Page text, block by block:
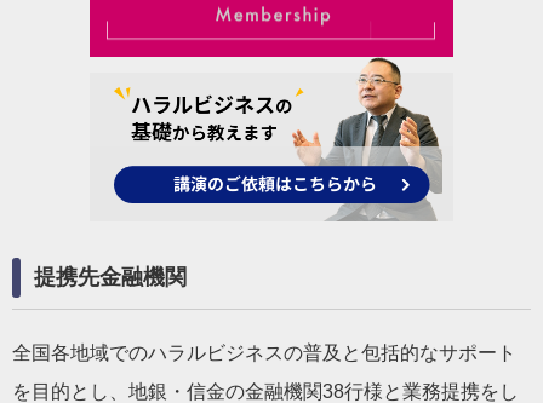
提携先金融機関
全国各地域でのハラルビジネスの普及と包括的なサポート
を目的とし、地銀・信金の金融機関38行様と業務提携をし